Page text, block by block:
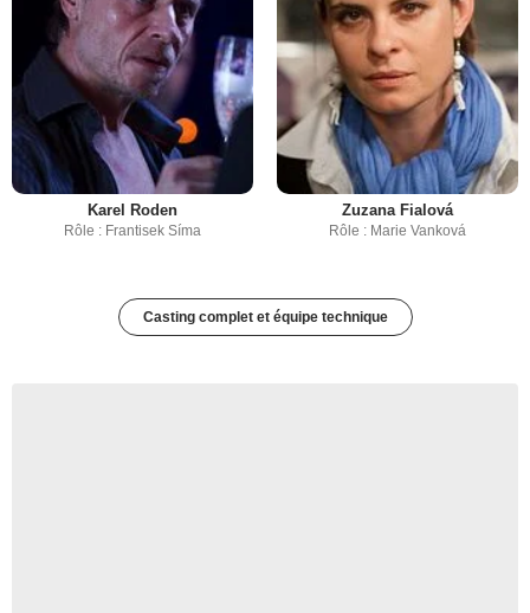
Karel Roden
Rôle : Frantisek Síma
Zuzana Fialová
Rôle : Marie Vanková
Casting complet et équipe technique